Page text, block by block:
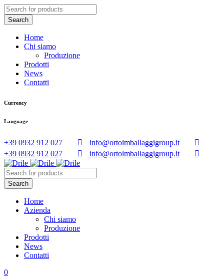
Home
Chi siamo
Produzione
Prodotti
News
Contatti
Currency
Language
+39 0932 912 027 info@ortoimballaggigroup.it
+39 0932 912 027
info@ortoimballaggigroup.it
Home
Azienda
Chi siamo
Produzione
Prodotti
News
Contatti
0